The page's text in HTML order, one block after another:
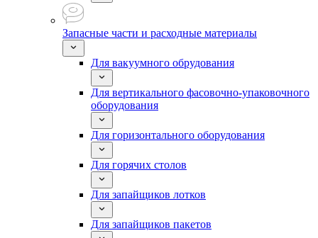
Запасные части и расходные материалы
Для вакуумного обрудования
Для вертикального фасовочно-упаковочного
оборудования
Для горизонтального оборудования
Для горячих столов
Для запайщиков лотков
Для запайщиков пакетов